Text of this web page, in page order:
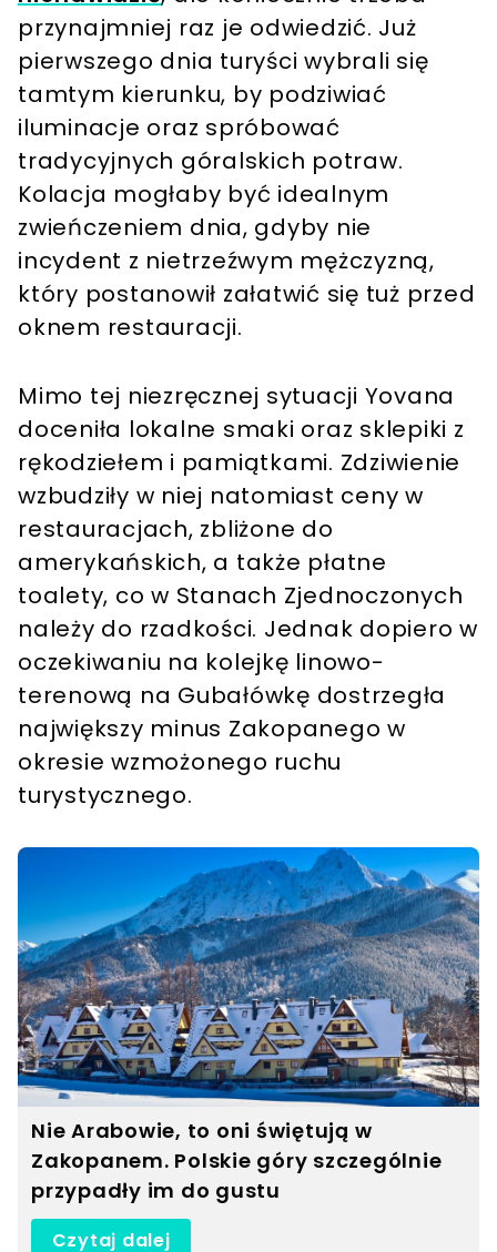
przynajmniej raz je odwiedzić. Już
pierwszego dnia turyści wybrali się
tamtym kierunku, by podziwiać
iluminacje oraz spróbować
tradycyjnych góralskich potraw.
Kolacja mogłaby być idealnym
zwieńczeniem dnia, gdyby nie
incydent z nietrzeźwym mężczyzną,
który postanowił załatwić się tuż przed
oknem restauracji.
Mimo tej niezręcznej sytuacji Yovana
doceniła lokalne smaki oraz sklepiki z
rękodziełem i pamiątkami. Zdziwienie
wzbudziły w niej natomiast ceny w
restauracjach, zbliżone do
amerykańskich, a także płatne
toalety, co w Stanach Zjednoczonych
należy do rzadkości. Jednak dopiero w
oczekiwaniu na kolejkę linowo-
terenową na Gubałówkę dostrzegła
największy minus Zakopanego w
okresie wzmożonego ruchu
turystycznego.
Nie Arabowie, to oni świętują w
Zakopanem. Polskie góry szczególnie
przypadły im do gustu
Czytaj dalej